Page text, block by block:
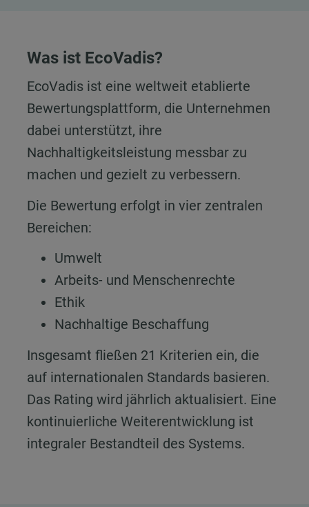
Was ist EcoVadis?
EcoVadis ist eine weltweit etablierte
Bewertungsplattform, die Unternehmen
dabei unterstützt, ihre
Nachhaltigkeitsleistung messbar zu
machen und gezielt zu verbessern.
Die Bewertung erfolgt in vier zentralen
Bereichen:
Umwelt
Arbeits- und Menschenrechte
Ethik
Nachhaltige Beschaffung
Insgesamt fließen 21 Kriterien ein, die
auf internationalen Standards basieren.
Das Rating wird jährlich aktualisiert. Eine
kontinuierliche Weiterentwicklung ist
integraler Bestandteil des Systems.